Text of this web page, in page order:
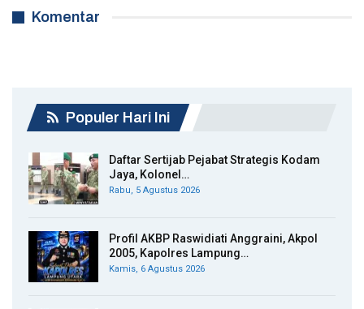
Komentar
Populer Hari Ini
Daftar Sertijab Pejabat Strategis Kodam
Jaya, Kolonel…
Rabu, 5 Agustus 2026
Profil AKBP Raswidiati Anggraini, Akpol
2005, Kapolres Lampung…
Kamis, 6 Agustus 2026